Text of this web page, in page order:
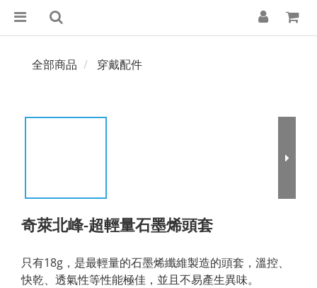
全部商品 穿戴配件
奇萊北峰-超輕量石墨烯頭套
只有18g，是最輕量的石墨烯纖維製造的頭套，溫控、
快乾、透氣性等性能極佳，並且不易產生異味。